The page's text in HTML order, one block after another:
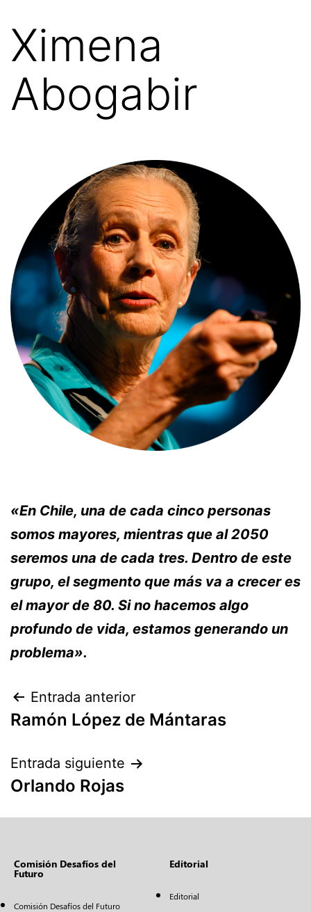
Ximena
Abogabir
«En Chile, una de cada cinco personas
somos mayores, mientras que al 2050
seremos una de cada tres. Dentro de este
grupo, el segmento que más va a crecer es
el mayor de 80. Si no hacemos algo
profundo de vida, estamos generando un
problema».
Entrada anterior
Ramón López de Mántaras
Entrada siguiente
Orlando Rojas
Comisión Desafíos del
Futuro
Comisión Desafíos del Futuro
Editorial
Editorial